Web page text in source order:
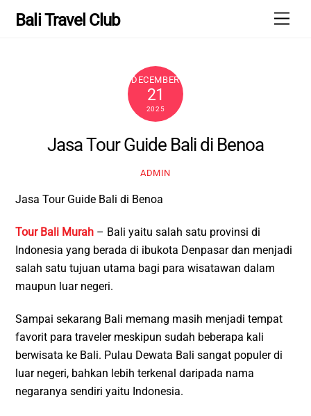
Bali Travel Club
DECEMBER
21
2025
Jasa Tour Guide Bali di Benoa
ADMIN
Jasa Tour Guide Bali di Benoa
Tour Bali Murah – Bali yaitu salah satu provinsi di
Indonesia yang berada di ibukota Denpasar dan menjadi
salah satu tujuan utama bagi para wisatawan dalam
maupun luar negeri.
Sampai sekarang Bali memang masih menjadi tempat
favorit para traveler meskipun sudah beberapa kali
berwisata ke Bali. Pulau Dewata Bali sangat populer di
luar negeri, bahkan lebih terkenal daripada nama
negaranya sendiri yaitu Indonesia.